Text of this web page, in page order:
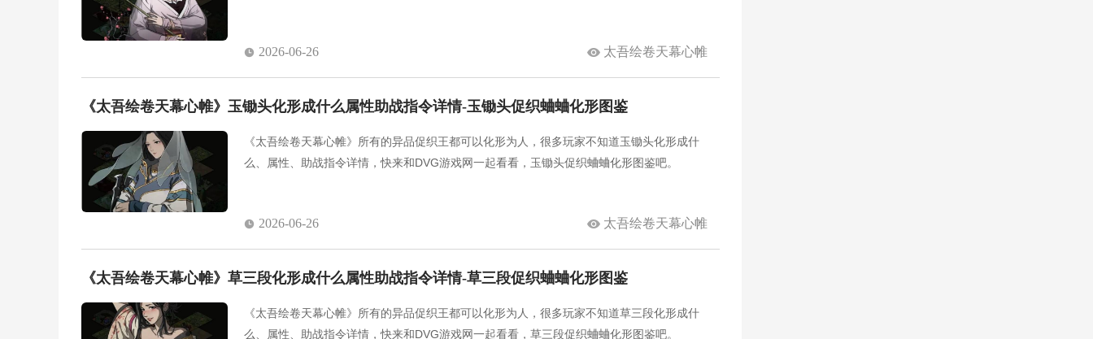
2026-06-26 太吾绘卷天幕心帷
《太吾绘卷天幕心帷》玉锄头化形成什么属性助战指令详情-玉锄头促织蛐蛐化形图鉴
《太吾绘卷天幕心帷》所有的异品促织王都可以化形为人，很多玩家不知道玉锄头化形成什
么、属性、助战指令详情，快来和DVG游戏网一起看看，玉锄头促织蛐蛐化形图鉴吧。
2026-06-26 太吾绘卷天幕心帷
《太吾绘卷天幕心帷》草三段化形成什么属性助战指令详情-草三段促织蛐蛐化形图鉴
《太吾绘卷天幕心帷》所有的异品促织王都可以化形为人，很多玩家不知道草三段化形成什
么、属性、助战指令详情，快来和DVG游戏网一起看看，草三段促织蛐蛐化形图鉴吧。